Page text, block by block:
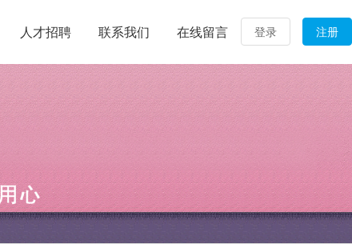
登录 注册
人才招聘 联系我们 在线留言